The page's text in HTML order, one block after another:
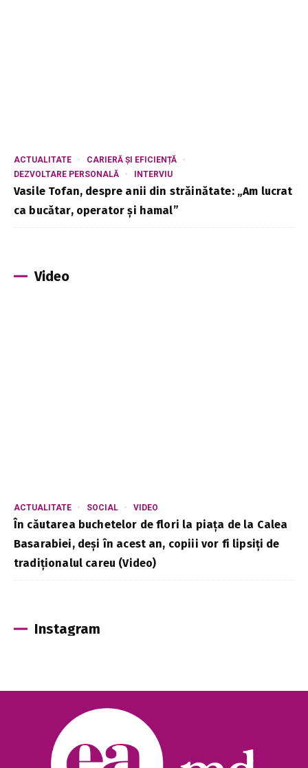
ACTUALITATE
CARIERĂ ȘI EFICIENȚĂ
DEZVOLTARE PERSONALĂ
INTERVIU
Vasile Tofan, despre anii din străinătate: „Am lucrat
ca bucătar, operator și hamal”
Video
ACTUALITATE SOCIAL VIDEO
În căutarea buchetelor de flori la piața de la Calea
Basarabiei, deși în acest an, copiii vor fi lipsiți de
tradiționalul careu (Video)
Instagram